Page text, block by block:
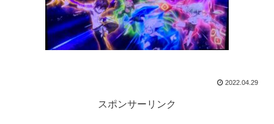
2022.04.29
スポンサーリンク